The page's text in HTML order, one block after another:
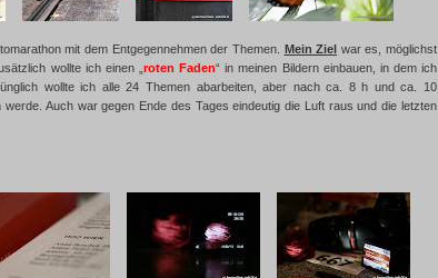
mit dem Entgegennehmen der Themen. Mein Ziel war es, möglichst
wollte ich einen „ roten Faden“ in meinen Bildern einbauen, in dem ich
wollte ich alle 24 Themen abarbeiten, aber nach ca. 8 h und ca. 10
Auch war gegen Ende des Tages eindeutig die Luft raus und die letzten